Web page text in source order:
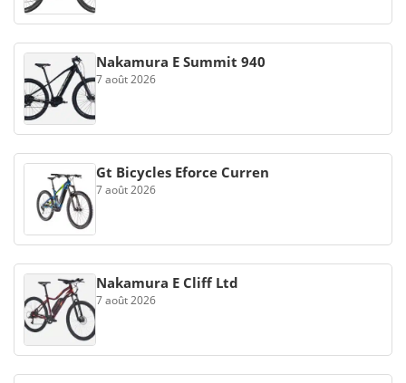
Nakamura E Summit 940
7 août 2026
Gt Bicycles Eforce Curren
7 août 2026
Nakamura E Cliff Ltd
7 août 2026